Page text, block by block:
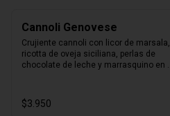
Cannoli Genovese
Crujiente cannoli con licor de marsala,
ricotta de oveja siciliana, perlas de
chocolate de leche y marrasquino en
$3.950